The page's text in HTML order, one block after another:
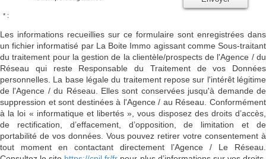
* :
Les informations recueillies sur ce formulaire sont enregistrées dans
un fichier informatisé par La Boite Immo agissant comme Sous-traitant
du traitement pour la gestion de la clientèle/prospects de l'Agence / du
Réseau qui reste Responsable du Traitement de vos Données
personnelles. La base légale du traitement repose sur l'intérêt légitime
de l'Agence / du Réseau. Elles sont conservées jusqu'à demande de
suppression et sont destinées à l'Agence / au Réseau. Conformément
à la loi « informatique et libertés », vous disposez des droits d’accès,
de rectification, d’effacement, d’opposition, de limitation et de
portabilité de vos données. Vous pouvez retirer votre consentement à
tout moment en contactant directement l’Agence / Le Réseau.